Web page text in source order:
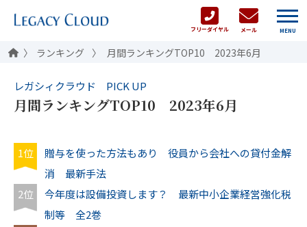
フリーダイヤル メール MENU
ランキング 月間ランキングTOP10 2023年6月
レガシィクラウド PICK UP
月間ランキングTOP10 2023年6月
1位
贈与を使った方法もあり 役員から会社への貸付金解
消 最新手法
2位
今年度は設備投資します？ 最新中小企業経営強化税
制等 全2巻